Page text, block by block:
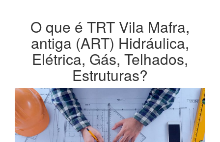
O que é TRT Vila Mafra,
antiga (ART) Hidráulica,
Elétrica, Gás, Telhados,
Estruturas?